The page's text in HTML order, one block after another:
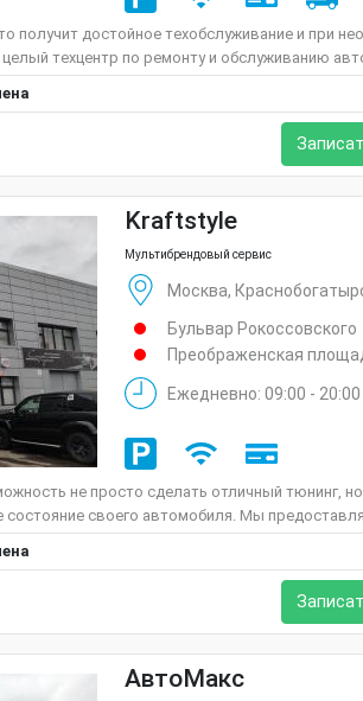
получит достойное техобслуживание и при
техцентр по ремонту и обслуживанию
Kraftstyle
Мультибрендовый сервис
Москва,
Бульвар Рокоссовского
Преображенская
Ежедневно: 09:00 - 20:00
не просто сделать отличный тюнинг,
состояние своего автомобиля. Мы
АвтоМакс